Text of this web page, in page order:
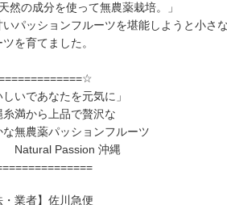
然の成分を使って無農薬栽培。」
パッションフルーツを堪能しようと小さ
を育てました。
であなたを元気に」
から上品で贅沢な
無農薬パッションフルーツ
Passion 沖縄
・業者】佐川急便